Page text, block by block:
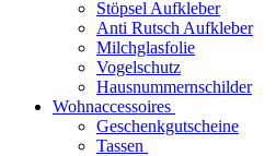
Stöpsel Aufkleber
Anti Rutsch Aufkleber
Milchglasfolie
Vogelschutz
Hausnummernschilder
Wohnaccessoires
Geschenkgutscheine
Tassen